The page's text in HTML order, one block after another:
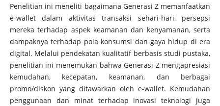
Penelitian ini meneliti bagaimana Generasi Z memanfaatkan
e-wallet dalam aktivitas transaksi sehari-hari, persepsi
mereka terhadap aspek keamanan dan kenyamanan, serta
dampaknya terhadap pola konsumsi dan gaya hidup di era
digital. Melalui pendekatan kualitatif berbasis studi pustaka,
penelitian ini menemukan bahwa Generasi Z mengapresiasi
kemudahan, kecepatan, keamanan, dan berbagai
promo/diskon yang ditawarkan oleh e-wallet. Kemudahan
penggunaan dan minat terhadap inovasi teknologi juga